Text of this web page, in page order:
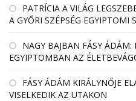
PATRÍCIA A VILÁG
A GYŐRI SZÉPSÉG EGYIPTOMI
NAGY BAJBAN FÁSY
EGYIPTOMBAN AZ
FÁSY ÁDÁM KIRÁLYNŐJE
VISELKEDIK AZ UTAKON